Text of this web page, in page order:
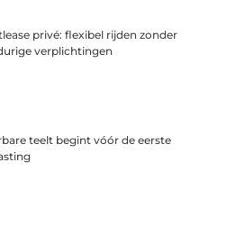
privé: flexibel rijden zonder
verplichtingen
teelt begint vóór de eerste